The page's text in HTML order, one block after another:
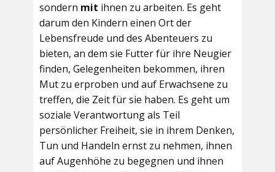
sondern mit ihnen zu arbeiten. Es geht
darum den Kindern einen Ort der
Lebensfreude und des Abenteuers zu
bieten, an dem sie Futter für ihre Neugier
finden, Gelegenheiten bekommen, ihren
Mut zu erproben und auf Erwachsene zu
treffen, die Zeit für sie haben. Es geht um
soziale Verantwortung als Teil
persönlicher Freiheit, sie in ihrem Denken,
Tun und Handeln ernst zu nehmen, ihnen
auf Augenhöhe zu begegnen und ihnen